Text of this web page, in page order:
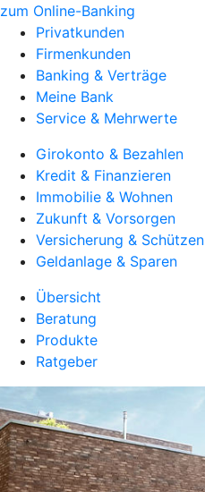
zum Online-Banking
Privatkunden
Firmenkunden
Banking & Verträge
Meine Bank
Service & Mehrwerte
Girokonto & Bezahlen
Kredit & Finanzieren
Immobilie & Wohnen
Zukunft & Vorsorgen
Versicherung & Schützen
Geldanlage & Sparen
Übersicht
Beratung
Produkte
Ratgeber